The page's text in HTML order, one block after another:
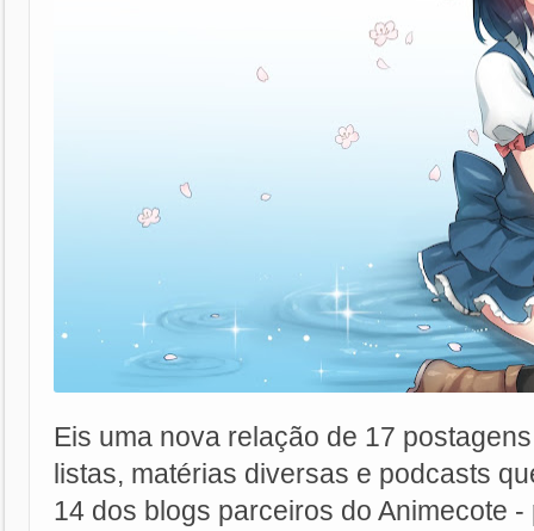
Eis uma nova relação de 17
listas, matérias diversas e podcasts
14 dos blogs parceiros do Animecote -